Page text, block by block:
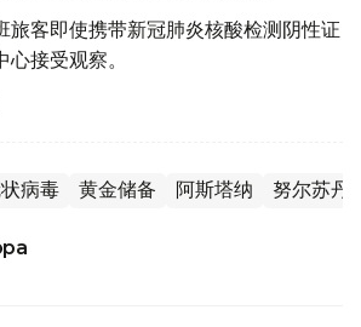
旅客即使携带新冠肺炎核酸检测阴性证
接受观察。
病毒 黄金储备 阿斯塔纳 努尔苏丹